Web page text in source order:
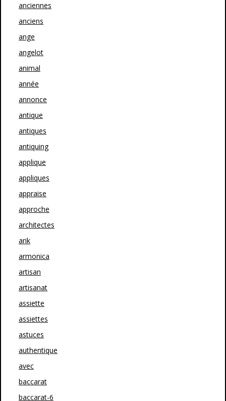
anciennes
anciens
ange
angelot
animal
année
annonce
antique
antiques
antiquing
applique
appliques
appraise
approche
architectes
arik
armonica
artisan
artisanat
assiette
assiettes
astuces
authentique
avec
baccarat
baccarat-6